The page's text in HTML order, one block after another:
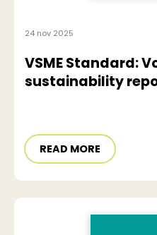
24 nov 2025
VSME Standard:
sustainability
READ MORE